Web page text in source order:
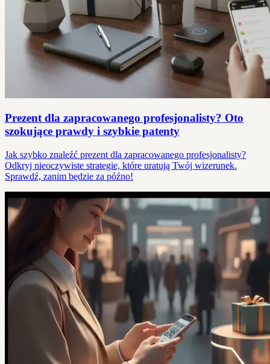
Prezent dla zapracowanego profesjonalisty? Oto
szokujące prawdy i szybkie patenty
Jak szybko znaleźć prezent dla zapracowanego profesjonalisty?
Odkryj nieoczywiste strategie, które uratują Twój wizerunek.
Sprawdź, zanim będzie za późno!